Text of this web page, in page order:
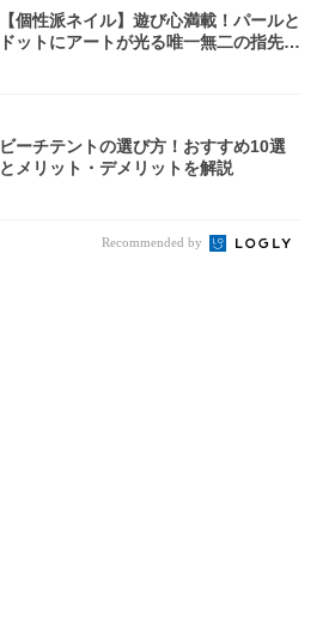
【個性派ネイル】遊び心満載！パールと
ドットにアートが光る唯一無二の指先が
ビーチテントの選び方！おすすめ10選
とメリット・デメリットを解説
Recommended by